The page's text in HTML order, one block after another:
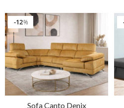
%
12
Sofa Canto Denix